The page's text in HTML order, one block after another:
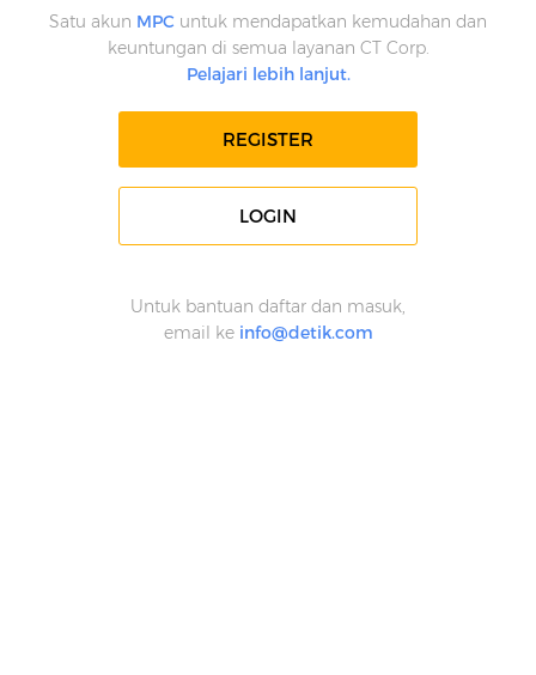
Satu akun MPC untuk mendapatkan kemudahan dan
keuntungan di semua layanan CT Corp.
Pelajari lebih lanjut.
REGISTER
LOGIN
Untuk bantuan daftar dan masuk,
email ke info@detik.com